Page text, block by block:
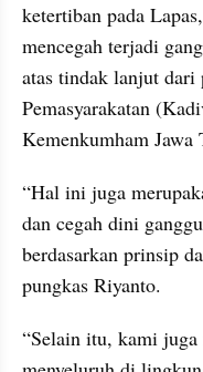
ketertiban pada
mencegah terjadi
atas tindak lanjut
Pemasyarakatan
Kemenkumham Jawa
“Hal ini juga
dan cegah dini
berdasarkan prinsip
pungkas Riyanto.
“Selain itu, kami juga